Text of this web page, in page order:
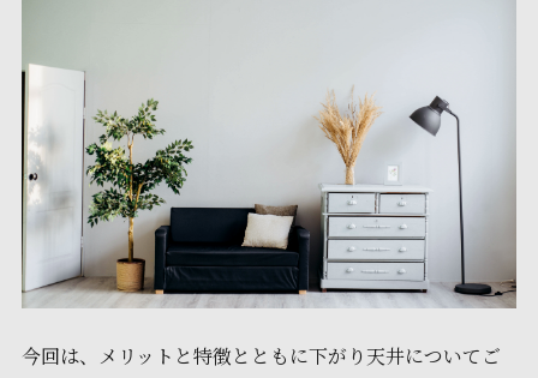
今回は、メリットと特徴とともに下がり天井についてご